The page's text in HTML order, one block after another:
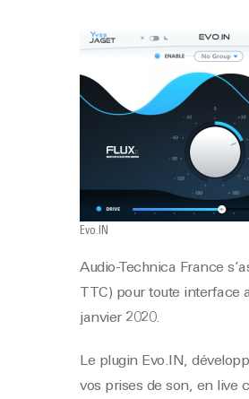
Evo.IN
Audio-Technica France
TTC) pour toute interface
janvier 2020.
Le plugin Evo.IN,
vos prises de son, en live